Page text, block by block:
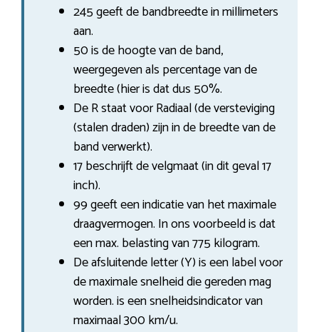
245 geeft de bandbreedte in millimeters
aan.
50 is de hoogte van de band,
weergegeven als percentage van de
breedte (hier is dat dus 50%.
De R staat voor Radiaal (de versteviging
(stalen draden) zijn in de breedte van de
band verwerkt).
17 beschrijft de velgmaat (in dit geval 17
inch).
99 geeft een indicatie van het maximale
draagvermogen. In ons voorbeeld is dat
een max. belasting van 775 kilogram.
De afsluitende letter (Y) is een label voor
de maximale snelheid die gereden mag
worden. is een snelheidsindicator van
maximaal 300 km/u.